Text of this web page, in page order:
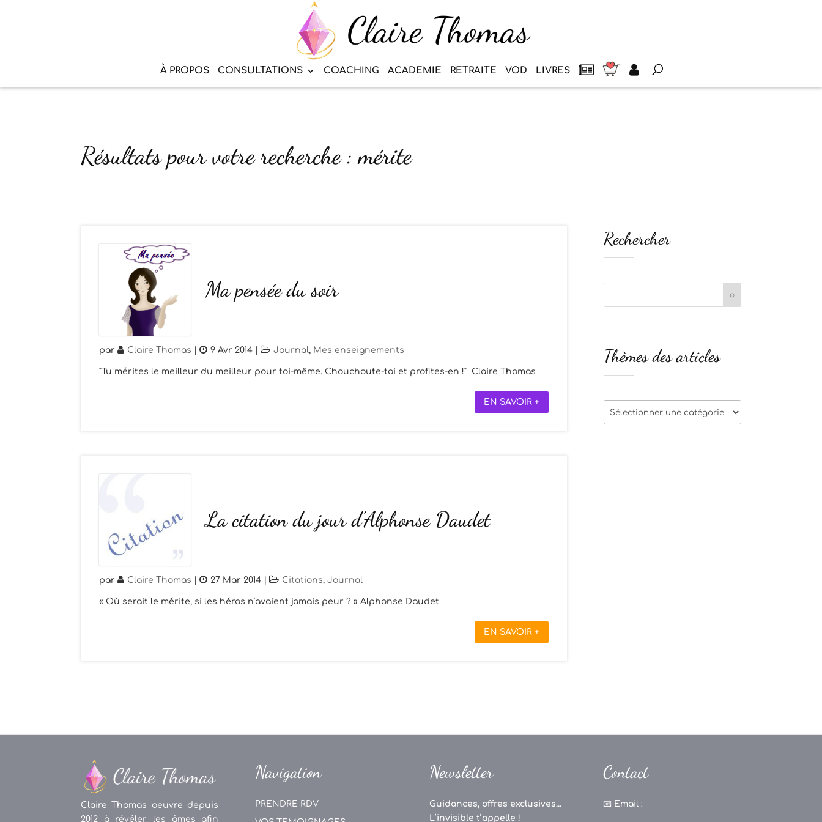
À PROPOS CONSULTATIONS COACHING ACADEMIE RETRAITE VOD LIVRES
Résultats pour votre recherche : mérite
Ma pensée du soir
par Claire Thomas | 9 Avr 2014 | Journal, Mes enseignements
"Tu mérites le meilleur du meilleur pour toi-même. Chouchoute-toi et profites-en !" Claire Thomas
EN SAVOIR +
La citation du jour d’Alphonse Daudet
par Claire Thomas | 27 Mar 2014 | Citations, Journal
« Où serait le mérite, si les héros n’avaient jamais peur ? » Alphonse Daudet
EN SAVOIR +
Rechercher
Thèmes des articles
Thèmes
des
Claire Thomas oeuvre depuis
2012 à révéler les âmes afin
Navigation
PRENDRE RDV
Newsletter
Guidances, offres exclusives...
L’invisible t’appelle !
Contact
📧 Email :